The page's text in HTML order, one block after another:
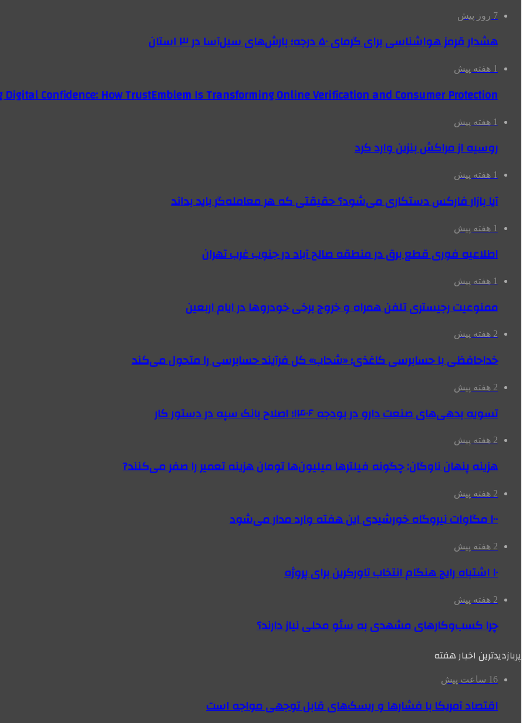
7 روز پیش
هشدار قرمز هواشناسی برای گرمای ۵۰ درجه؛ بارش‌های سیل‌آسا در ۳ استان
1 هفته پیش
Confidence: How TrustEmblem Is Transforming Online Verification and Consumer Protection
1 هفته پیش
روسیه از مراکش بنزین وارد کرد
1 هفته پیش
آیا بازار فارکس دستکاری می‌شود؟ حقیقتی که هر معامله‌گر باید بداند
1 هفته پیش
اطلاعیه فوری قطع برق در منطقه صالح آباد در جنوب غرب تهران
1 هفته پیش
ممنوعیت رجیستری تلفن همراه و خروج برخی خودروها در ایام اربعین
2 هفته پیش
خداحافظی با حسابرسی کاغذی؛ «شحاب» کل فرآیند حسابرسی را متحول می‌کند
2 هفته پیش
تسویه بدهی‌های صنعت دارو در بودجه ۱۴۰۶؛ اصلاح بانک سپه در دستور کار
2 هفته پیش
هزینه پنهان ناوگان: چگونه فیلترها میلیون‌ها تومان هزینه تعمیر را صفر می‌کنند?
2 هفته پیش
۱۰۰ مگاوات نیروگاه‌ خورشیدی این هفته وارد مدار می‌شود
2 هفته پیش
۱۰ اشتباه رایج هنگام انتخاب تاورکرین برای پروژه
2 هفته پیش
چرا کسب‌وکارهای مشهدی به سئو محلی نیاز دارند؟
پربازدیدترین اخبار هفته
16 ساعت پیش
اقتصاد آمریکا با فشارها و ریسک‌های قابل توجهی مواجه است